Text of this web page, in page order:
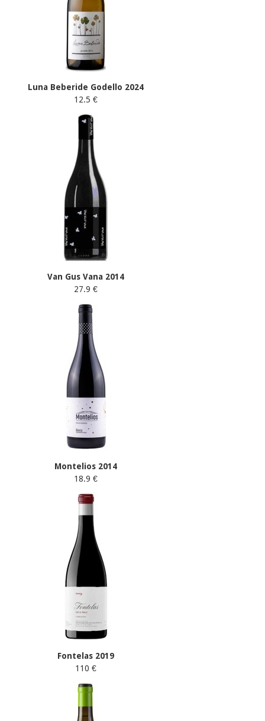
Luna Beberide Godello 2024
12.5 €
Van Gus Vana 2014
27.9 €
Montelios 2014
18.9 €
Fontelas 2019
110 €